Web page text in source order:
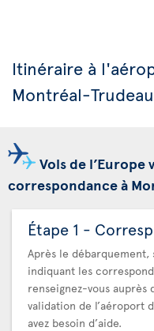
Itinéraire à
Montréal-Trudeau
Vols de l’Europe
correspondance à
Étape 1 -
Après le débarquement,
indiquant les
renseignez-vous auprès
validation de l’aéroport
avez besoin d’aide.